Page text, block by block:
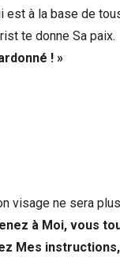
est à la base de
te donne Sa paix.
! »
visage ne sera
à Moi, vous
Mes